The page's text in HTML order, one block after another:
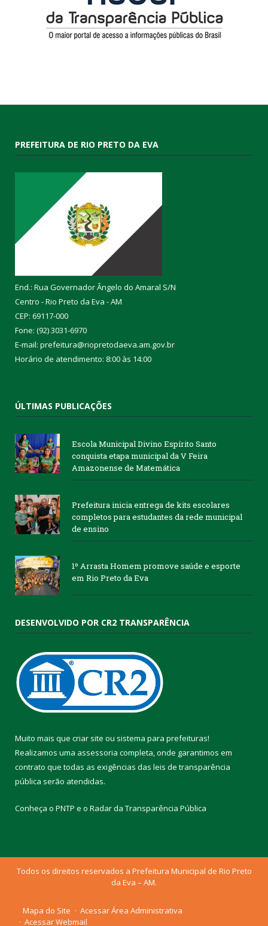
PREFEITURA DE RIO PRETO DA EVA
End.: Rua Governador Ângelo do Amaral S/N
Centro - Rio Preto da Eva - AM
CEP: 69117-000
Fone: (92) 3031-6970
E-mail: prefeitura@riopretodaeva.am.gov.br
Horário de atendimento: 8:00 às 14:00
ÚLTIMAS PUBLICAÇÕES
Escola Municipal Divino Espírito Santo
conquista etapa municipal da V Feira
Amazonense de Matemática
Prefeitura inicia entrega de kits escolares
completos para estudantes da rede municipal
de ensino
1º Arrasta Homem promove saúde e esporte
em Rio Preto da Eva
DESENVOLVIDO POR CR2 TRANSPARÊNCIA
Muito mais que criar site ou sistema para prefeituras!
Realizamos uma assessoria completa, onde garantimos em
contrato que todas as exigências das leis de transparência
pública serão atendidas.
Conheça o PNTP e o Radar da Transparência Pública
Todos os direitos reservados a Prefeitura Municipal de Rio Preto
da Eva – AM.
Mapa do Site
Acessar Área Administrativa
Acessar Webmail